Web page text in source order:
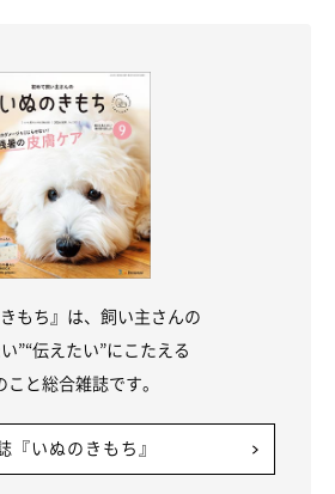
きもち』は、飼い主さんの
”“伝えたい”にこたえる
こと総合雑誌です。
『いぬのきもち』